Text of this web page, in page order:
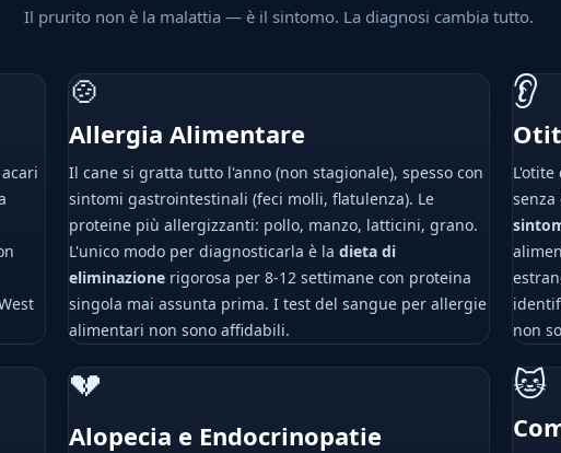
Il prurito non è la malattia — è il sintomo. La diagnosi cambia tutto.
🍲
Allergia Alimentare
Il cane si gratta tutto l'anno (non stagionale), spesso con
sintomi gastrointestinali (feci molli, flatulenza). Le
proteine più allergizzanti: pollo, manzo, latticini, grano.
L'unico modo per diagnosticarla è la dieta di
eliminazionerigorosa per 8-12 settimane con proteina
singola mai assunta prima. I test del sangue per allergie
alimentari non sono affidabili.
👂
non
💔
Alopecia e Endocrinopatie
🐱